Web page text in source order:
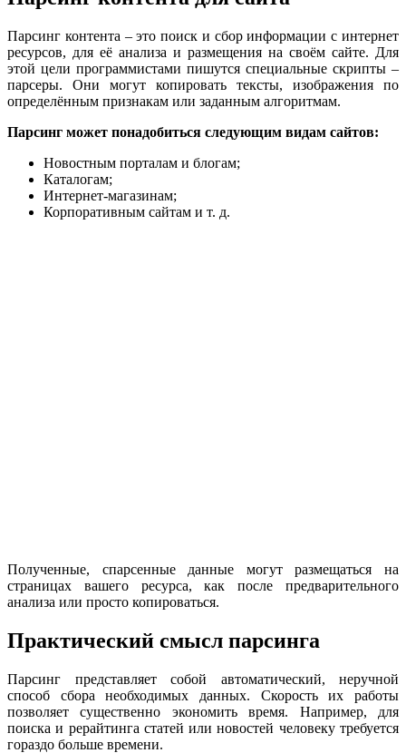
Парсинг контента – это поиск и сбор информации с интернет
ресурсов, для её анализа и размещения на своём сайте. Для
этой цели программистами пишутся специальные скрипты –
парсеры. Они могут копировать тексты, изображения по
определённым признакам или заданным алгоритмам.
Парсинг может понадобиться следующим видам сайтов:
Новостным порталам и блогам;
Каталогам;
Интернет-магазинам;
Корпоративным сайтам и т. д.
Полученные, спарсенные данные могут размещаться на
страницах вашего ресурса, как после предварительного
анализа или просто копироваться.
Практический смысл парсинга
Парсинг представляет собой автоматический, неручной
способ сбора необходимых данных. Скорость их работы
позволяет существенно экономить время. Например, для
поиска и рерайтинга статей или новостей человеку требуется
гораздо больше времени.